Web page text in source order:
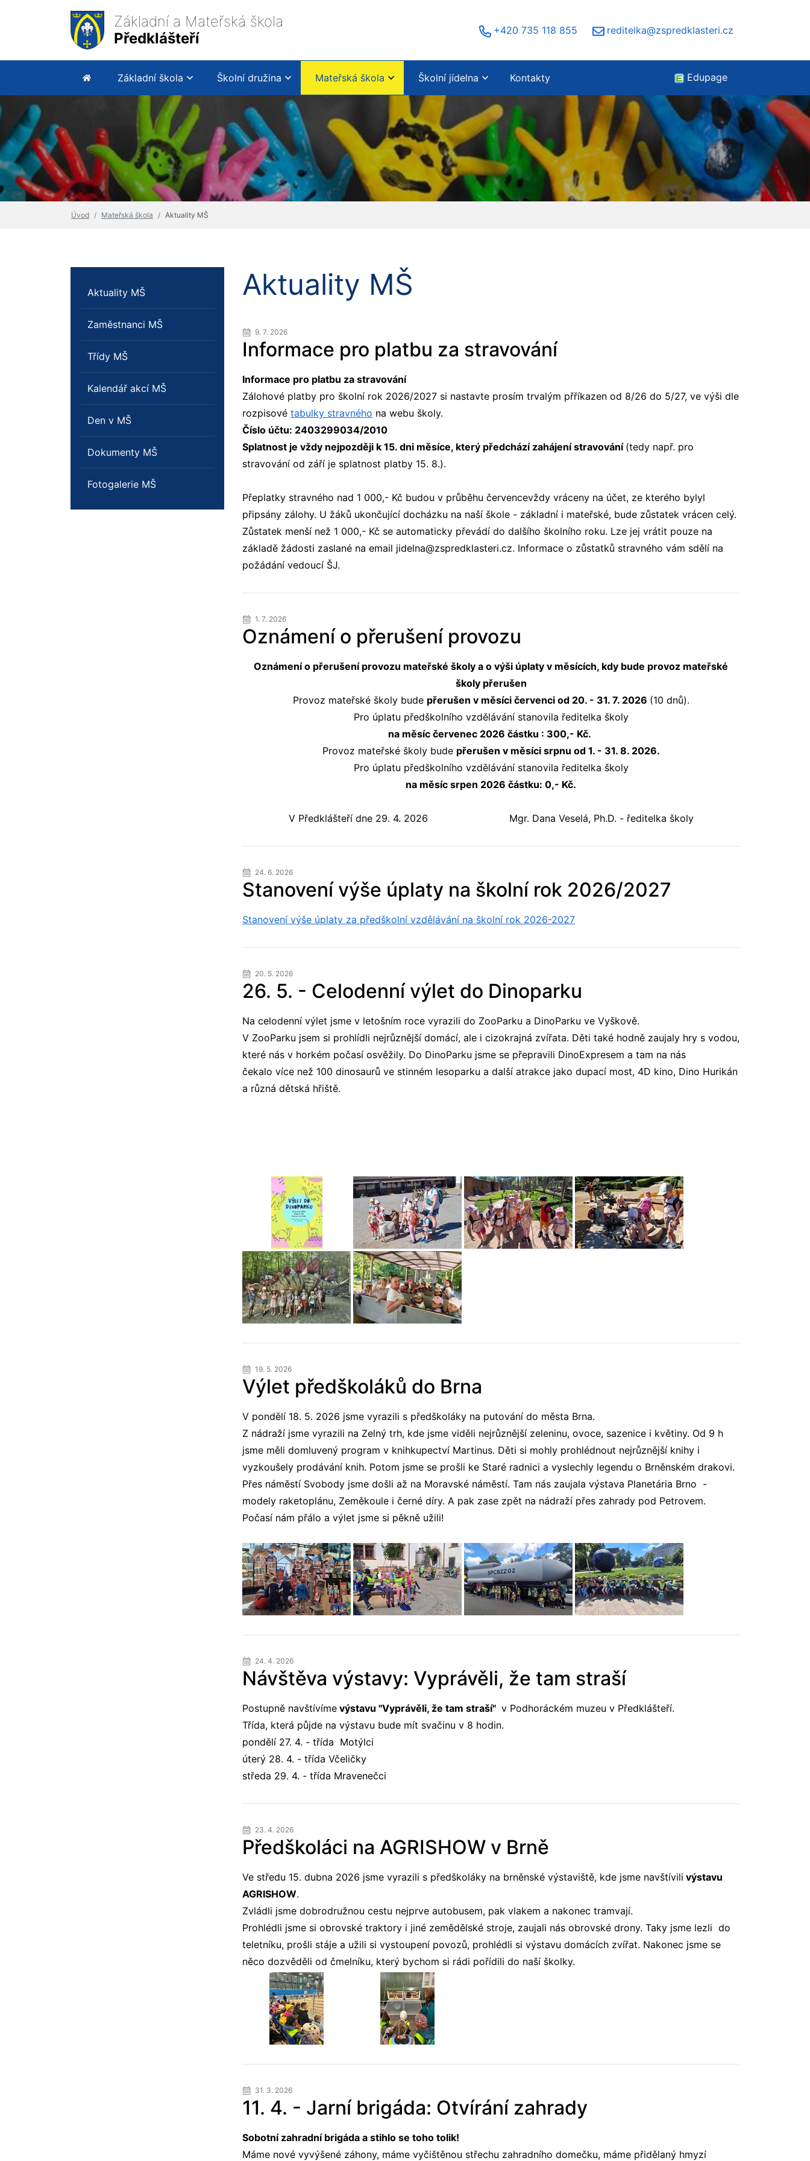
Základní a Mateřská škola
Předklášteří
+420 735 118 855 reditelka@zspredklasteri.cz
Základní škola Školní družina Mateřská škola Školní jídelna Kontakty Edupage
Úvod Mateřská škola Aktuality MŠ
Aktuality MŠ
9. 7. 2026
Informace pro platbu za stravování
Informace pro platbu za stravování
Zálohové platby pro školní rok 2026/2027 si nastavte prosím trvalým přříkazen od 8/26 do 5/27, ve výši dle
rozpisové tabulky stravného na webu školy.
Číslo účtu: 2403299034/2010
Splatnost je vždy nejpozději k 15. dni měsíce, který předchází zahájení stravování (tedy např. pro
stravování od září je splatnost platby 15. 8.).
Přeplatky stravného nad 1 000,- Kč budou v průběhu červencevždy vráceny na účet, ze kterého bylyl
připsány zálohy. U žáků ukončující docházku na naší škole - základní i mateřské, bude zůstatek vrácen celý.
Zůstatek menší než 1 000,- Kč se automaticky převádí do dalšího školního roku. Lze jej vrátit pouze na
základě žádosti zaslané na email jidelna@zspredklasteri.cz. Informace o zůstatků stravného vám sdělí na
požádání vedoucí ŠJ.
1. 7. 2026
Oznámení o přerušení provozu
Oznámení o přerušení provozu mateřské školy a o výši úplaty v měsících, kdy bude provoz mateřské
školy přerušen
Provoz mateřské školy bude přerušen v měsíci červenci od 20. - 31. 7. 2026 (10 dnů).
Pro úplatu předškolního vzdělávání stanovila ředitelka školy
na měsíc červenec 2026 částku : 300,- Kč.
Provoz mateřské školy bude přerušen v měsíci srpnu od 1. - 31. 8. 2026.
Pro úplatu předškolního vzdělávání stanovila ředitelka školy
na měsíc srpen 2026 částku: 0,- Kč.
V Předklášteří dne 29. 4. 2026 Mgr. Dana Veselá, Ph.D. - ředitelka školy
24. 6. 2026
Stanovení výše úplaty na školní rok 2026/2027
Stanovení výše úplaty za předškolní vzdělávání na školní rok 2026-2027
20. 5. 2026
26. 5. - Celodenní výlet do Dinoparku
Na celodenní výlet jsme v letošním roce vyrazili do ZooParku a DinoParku ve Vyškově.
V ZooParku jsem si prohlídli nejrůznější domácí, ale i cizokrajná zvířata. Děti také hodně zaujaly hry s vodou,
které nás v horkém počasí osvěžily. Do DinoParku jsme se přepravili DinoExpresem a tam na nás
čekalo více než 100 dinosaurů ve stinném lesoparku a další atrakce jako dupací most, 4D kino, Dino Hurikán
a různá dětská hřiště.
19. 5. 2026
Výlet předškoláků do Brna
V pondělí 18. 5. 2026 jsme vyrazili s předškoláky na putování do města Brna.
Z nádraží jsme vyrazili na Zelný trh, kde jsme viděli nejrůznější zeleninu, ovoce, sazenice i květiny. Od 9 h
jsme měli domluvený program v knihkupectví Martinus. Děti si mohly prohlédnout nejrůznější knihy i
vyzkoušely prodávání knih. Potom jsme se prošli ke Staré radnici a vyslechly legendu o Brněnském drakovi.
Přes náměstí Svobody jsme došli až na Moravské náměstí. Tam nás zaujala výstava Planetária Brno -
modely raketoplánu, Zeměkoule i černé díry. A pak zase zpět na nádraží přes zahrady pod Petrovem.
Počasí nám přálo a výlet jsme si pěkně užili!
24. 4. 2026
Návštěva výstavy: Vyprávěli, že tam straší
Postupně navštívíme výstavu "Vyprávěli, že tam straší" v Podhoráckém muzeu v Předklášteří.
Třída, která půjde na výstavu bude mít svačinu v 8 hodin.
pondělí 27. 4. - třída Motýlci
úterý 28. 4. - třída Včeličky
středa 29. 4. - třída Mravenečci
23. 4. 2026
Předškoláci na AGRISHOW v Brně
Ve středu 15. dubna 2026 jsme vyrazili s předškoláky na brněnské výstaviště, kde jsme navštívili výstavu
AGRISHOW.
Zvládli jsme dobrodružnou cestu nejprve autobusem, pak vlakem a nakonec tramvají.
Prohlédli jsme si obrovské traktory i jiné zemědělské stroje, zaujali nás obrovské drony. Taky jsme lezli do
teletníku, prošli stáje a užili si vystoupení povozů, prohlédli si výstavu domácích zvířat. Nakonec jsme se
něco dozvěděli od čmelníku, který bychom si rádi pořídili do naší školky.
31. 3. 2026
11. 4. - Jarní brigáda: Otvírání zahrady
Sobotní zahradní brigáda a stihlo se toho tolik!
Máme nové vyvýšené záhony, máme vyčištěnou střechu zahradního domečku, máme přidělaný hmyzí
Aktuality MŠ
Zaměstnanci MŠ
Třídy MŠ
Kalendář akcí MŠ
Den v MŠ
Dokumenty MŠ
Fotogalerie MŠ